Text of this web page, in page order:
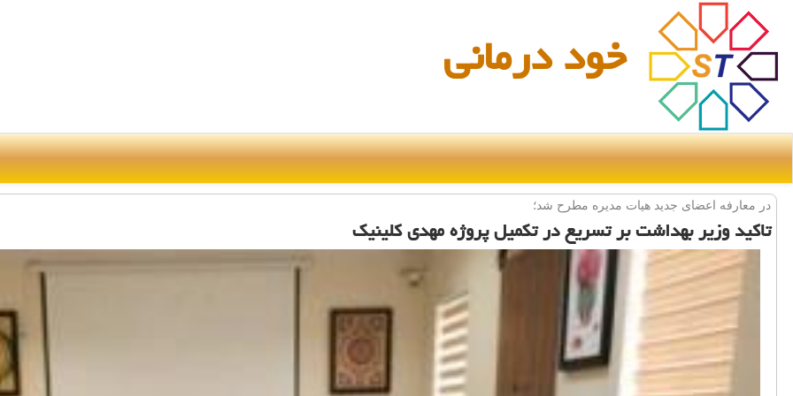
خود درمانی
در معارفه اعضای جدید هیات مدیره مطرح شد؛
تاكید وزیر بهداشت بر تسریع در تكمیل پروژه مهدی كلینیك